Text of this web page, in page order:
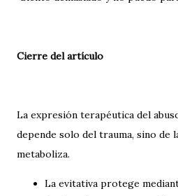
Cierre del artículo
La expresión terapéutica del
depende solo del trauma, sino de
metaboliza.
La evitativa protege